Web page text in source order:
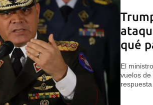
qué
El
vuelos de